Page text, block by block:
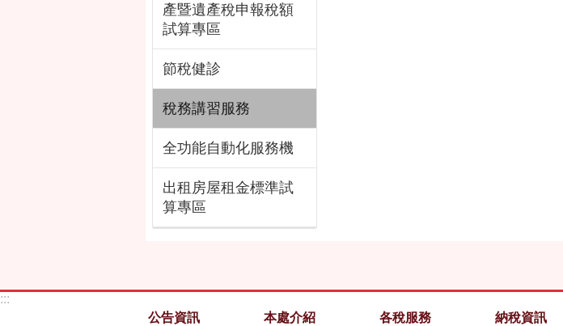
產暨遺產稅申報稅額
試算專區
節稅健診
稅務講習服務
全功能自動化服務機
出租房屋租金標準試
算專區
:::
公告資訊
本處介紹 各稅服務 納稅資訊